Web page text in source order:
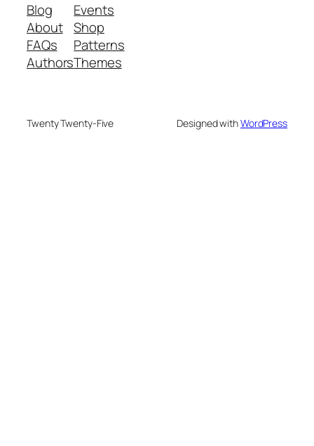
Blog
About
FAQs
Authors
Events
Shop
Patterns
Themes
Twenty Twenty-Five Designed withWordPress